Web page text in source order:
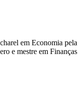
em Economia pela
e mestre em Finanças